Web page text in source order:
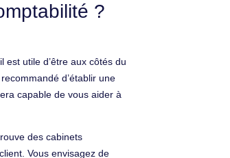
?
utile d’être aux côtés du
d’établir une
capable de vous aider à
des cabinets
Vous envisagez de